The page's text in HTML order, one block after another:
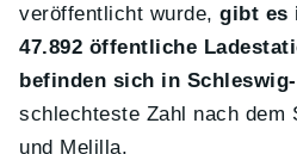
veröffentlicht wurde,gibt es
47.892 öffentliche
befinden sich in
schlechteste Zahl nach dem
und Melilla.